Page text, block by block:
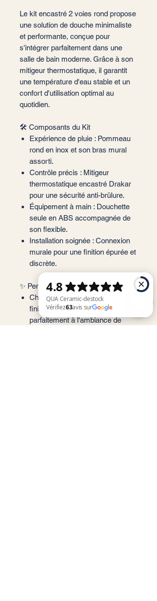
Le kit encastré 2 voies rond propose
une solution de douche minimaliste
et performante, conçue pour
s'intégrer parfaitement dans une
salle de bain moderne. Grâce à son
mitigeur thermostatique, il garantit
une température d'eau stable et un
confort d'utilisation optimal au
quotidien.
🛠️ Composants du Kit
Expérience de pluie : Pommeau
rond en inox et son bras mural
assorti.
Contrôle précis : Mitigeur
thermostatique encastré Drakar
pour une sécurité anti-brûlure.
Équipement à main : Douchette
seule en ABS accompagnée de
son flexible.
Installation soignée : Connexion
murale pour une finition épurée et
discrète.
✨ Personnalisation
Choix esthétique : Disponible en 7
finitions pour s'accorder
parfaitement à l'ambiance de